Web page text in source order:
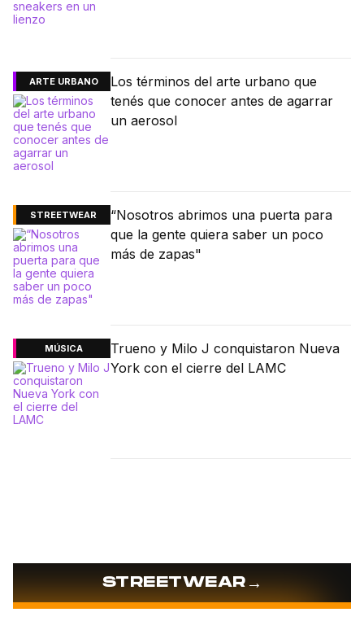
ARTE URBANO
Los términos del arte urbano que
tenés que conocer antes de agarrar
un aerosol
STREETWEAR
“Nosotros abrimos una puerta para
que la gente quiera saber un poco
más de zapas"
MÚSICA
Trueno y Milo J conquistaron Nueva
York con el cierre del LAMC
STREETWEAR→